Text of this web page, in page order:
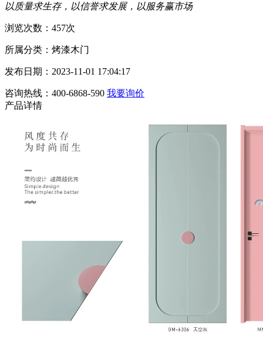
以质量求生存，以信誉求发展，以服务赢市场
浏览次数：457次
所属分类：烤漆木门
发布日期：2023-11-01 17:04:17
咨询热线：400-6868-590 我要询价
产品详情